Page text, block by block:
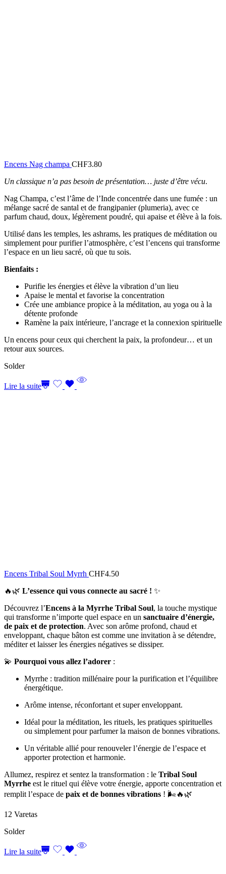
Encens Nag champa CHF3.80
Un classique n’a pas besoin de présentation… juste d’être vécu.
Nag Champa, c’est l’âme de l’Inde concentrée dans une fumée : un
mélange sacré de santal et de frangipanier (plumeria), avec ce
parfum chaud, doux, légèrement poudré, qui apaise et élève à la fois.
Utilisé dans les temples, les ashrams, les pratiques de méditation ou
simplement pour purifier l’atmosphère, c’est l’encens qui transforme
l’espace en un lieu sacré, où que tu sois.
Bienfaits :
Purifie les énergies et élève la vibration d’un lieu
Apaise le mental et favorise la concentration
Crée une ambiance propice à la méditation, au yoga ou à la
détente profonde
Ramène la paix intérieure, l’ancrage et la connexion spirituelle
Un encens pour ceux qui cherchent la paix, la profondeur… et un
retour aux sources.
Solder
Lire la suite
Encens Tribal Soul Myrrh CHF4.50
🔥🌿 L’essence qui vous connecte au sacré ! ✨
Découvrez l’Encens à la Myrrhe Tribal Soul, la touche mystique
qui transforme n’importe quel espace en un sanctuaire d’énergie,
de paix et de protection. Avec son arôme profond, chaud et
enveloppant, chaque bâton est comme une invitation à se détendre,
méditer et laisser les énergies négatives se dissiper.
💫 Pourquoi vous allez l’adorer :
Myrrhe : tradition millénaire pour la purification et l’équilibre
énergétique.
Arôme intense, réconfortant et super enveloppant.
Idéal pour la méditation, les rituels, les pratiques spirituelles
ou simplement pour parfumer la maison de bonnes vibrations.
Un véritable allié pour renouveler l’énergie de l’espace et
apporter protection et harmonie.
Allumez, respirez et sentez la transformation : le Tribal Soul
Myrrhe est le rituel qui élève votre énergie, apporte concentration et
remplit l’espace de paix et de bonnes vibrations ! 🌬️🔥🌿
12 Varetas
Solder
Lire la suite